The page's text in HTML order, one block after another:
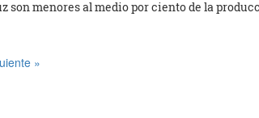
son menores al medio por ciento de la
»